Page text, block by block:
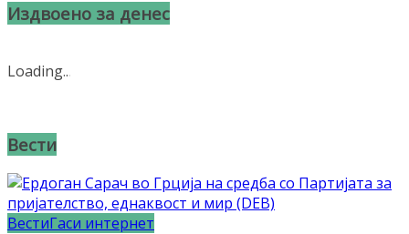
Издвоено за денес
Loading...
Вести
ВестиГаси интернет